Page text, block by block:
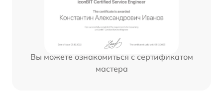
Вы можете ознакомиться с сертификатом
мастера